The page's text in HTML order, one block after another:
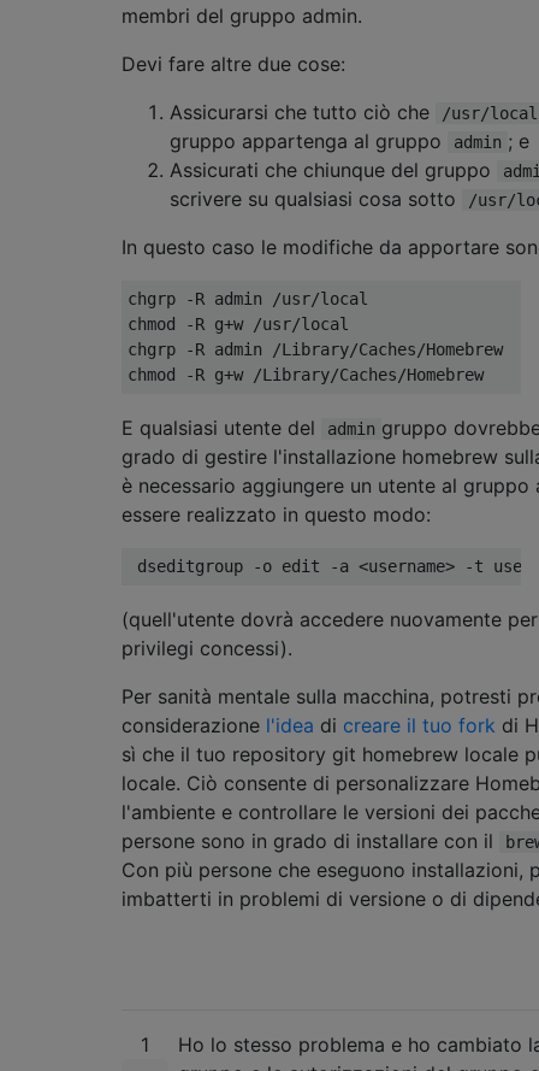
membri del gruppo admin.
Devi fare altre due cose:
Assicurarsi che tutto ciò che
/usr/local
gruppo appartenga al gruppo admin ; e
Assicurati che chiunque del gruppo
scrivere su qualsiasi cosa sotto /usr/
In questo caso le modifiche da apportare
chgrp -R admin /usr/local
chmod -R g+w /usr/local
chgrp -R admin /Library/Caches/Homebrew
E qualsiasi utente del admin gruppo
grado di gestire l'installazione homebrew
è necessario aggiungere un utente al gruppo
essere realizzato in questo modo:
(quell'utente dovrà accedere nuovamente
privilegi concessi).
Per sanità mentale sulla macchina, potresti
considerazione l'idea di creare il tuo fork di
sì che il tuo repository git homebrew locale
locale. Ciò consente di personalizzare
l'ambiente e controllare le versioni dei
persone sono in grado di installare con il
Con più persone che eseguono installazioni,
imbatterti in problemi di versione o di
1
Ho lo stesso problema e ho cambiato